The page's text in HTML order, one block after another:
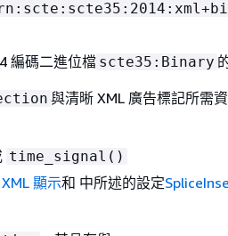
編碼二進位檔 scte35:Binary
與清晰 XML 廣告標記所需
time_signal()
顯示和 中所述的設定